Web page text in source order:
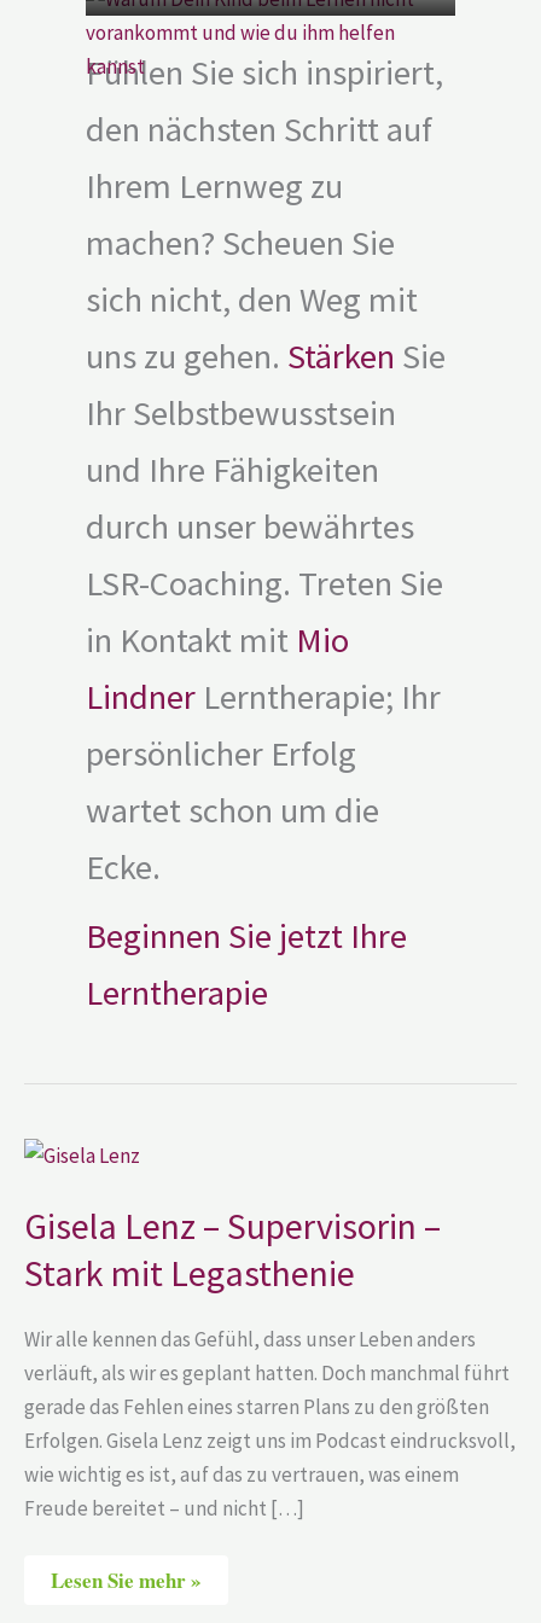
Fühlen Sie sich inspiriert,
den nächsten Schritt auf
Ihrem Lernweg zu
machen? Scheuen Sie
sich nicht, den Weg mit
uns zu gehen. Stärken Sie
Ihr Selbstbewusstsein
und Ihre Fähigkeiten
durch unser bewährtes
LSR-Coaching. Treten Sie
in Kontakt mit Mio
Lindner Lerntherapie; Ihr
persönlicher Erfolg
wartet schon um die
Ecke.
Beginnen Sie jetzt Ihre
Lerntherapie
Gisela Lenz – Supervisorin –
Stark mit Legasthenie
Wir alle kennen das Gefühl, dass unser Leben anders
verläuft, als wir es geplant hatten. Doch manchmal führt
gerade das Fehlen eines starren Plans zu den größten
Erfolgen. Gisela Lenz zeigt uns im Podcast eindrucksvoll,
wie wichtig es ist, auf das zu vertrauen, was einem
Freude bereitet – und nicht […]
Gisela
Lenz
Supervisorin
–
Stark
mit
Legasthenie
Lesen Sie mehr »